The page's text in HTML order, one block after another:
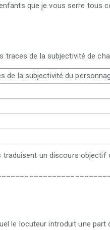
que je vous serre tous
traces de la subjectivité de
de la subjectivité du
un discours objectif
le locuteur introduit une